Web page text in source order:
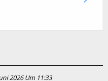
2026 Um 11:33